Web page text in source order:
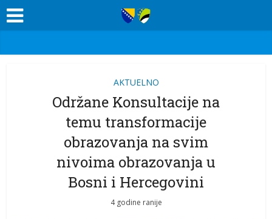
AKTUELNO
Održane Konsultacije na
temu transformacije
obrazovanja na svim
nivoima obrazovanja u
Bosni i Hercegovini
4 godine ranije